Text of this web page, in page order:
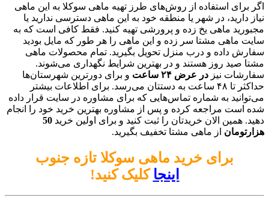
اگر برای استفاده از روش‌های طرز تهیه ماهی سوکلا به این ماهی
نیاز دارید، در شهر یا منطقه خود به این ماهی دسترسی ندارید یا
مجبورید ماهی یخ زده و پرورشی تهیه کنید. فقط کافی است که به
سایت ماهی مشتا سر زده و این ماهی را هر طور که مایل بودید
سفارش داده و درب منزل تحویل بگیرید. تمام محصولات ماهی
مشتا صید روز هستند و در بهترین شرایط نگهداری می‌شوند.
سفارشات نیز در عرض ۲۴ ساعت
و برای دورترین شهرستان‌ها
حداکثر تا ۴۸ ساعت به دستتان می‌رسد. برای اطلاعات بیشتر
می‌توانید به شماره تماس‌هایی که برای مشاوره در سایت قرار داده
شده است مراجعه کرده و پس از مشاوره بهترین خرید خود را انجام
دهید. همین الان خریدتان را ثبت کنید و برای اولین خرید 50
هزارتومان از ماهی مشتا تخفیف بگیرید.
برای خرید ماهی سوکلا تازه جنوب
اینجا کلیک کنید!